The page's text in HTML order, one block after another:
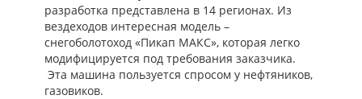
разработка представлена в 14 регионах. Из
вездеходов интересная модель –
снегоболотоход «Пикап МАКС», которая легко
модифицируется под требования заказчика.
Эта машина пользуется спросом у нефтяников,
газовиков.